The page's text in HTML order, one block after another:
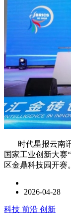
时代星报云南讯
国家工业创新大赛
区金鼎科技园开赛
2026-04-28
科技 前沿 创新